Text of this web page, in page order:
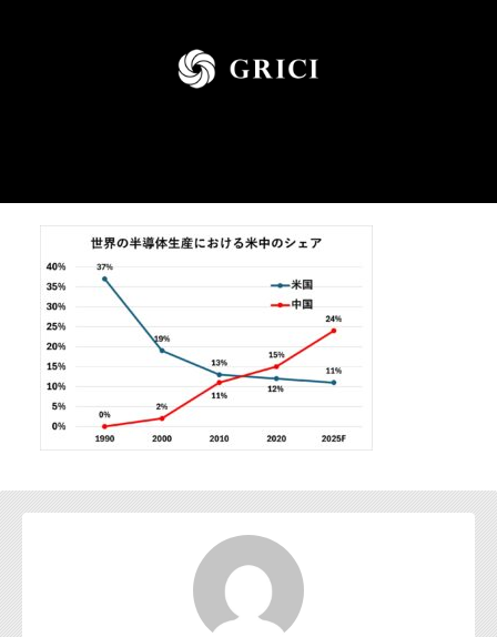
お問い合わせ